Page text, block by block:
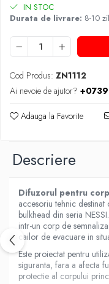
IN STOC
Durata de livrare: 8-10
Cod Produs: ZN1112
Ai nevoie de ajutor?
Adauga la Favorite
Descriere
Difuzorul pentru
accesoriu tehnic
bulkhead din seria
intr-un corp de
cailor de evacuare in
Este proiectat pentru
siguranta, fara a afecta
protectie al corpului